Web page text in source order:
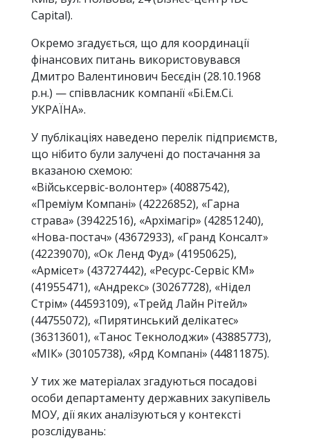
Capital).
Окремо згадується, що для координації
фінансових питань використовувався
Дмитро Валентинович Бесєдін (28.10.1968
р.н.) — співвласник компанії «Бі.Ем.Сі.
УКРАЇНА».
У публікаціях наведено перелік підприємств,
що нібито були залучені до постачання за
вказаною схемою:
«Військсервіс-волонтер» (40887542),
«Преміум Компані» (42226852), «Гарна
страва» (39422516), «Архімагір» (42851240),
«Нова-постач» (43672933), «Гранд Консалт»
(42239070), «Ок Ленд Фуд» (41950625),
«Армісет» (43727442), «Ресурс-Сервіс КМ»
(41955471), «Андрекс» (30267728), «Нідел
Стрім» (44593109), «Трейд Лайн Рітейл»
(44755072), «Пирятинський делікатес»
(36313601), «Танос Текнолоджи» (43885773),
«МІК» (30105738), «Ярд Компані» (44811875).
У тих же матеріалах згадуються посадові
особи департаменту державних закупівель
МОУ, дії яких аналізуються у контексті
розслідувань: